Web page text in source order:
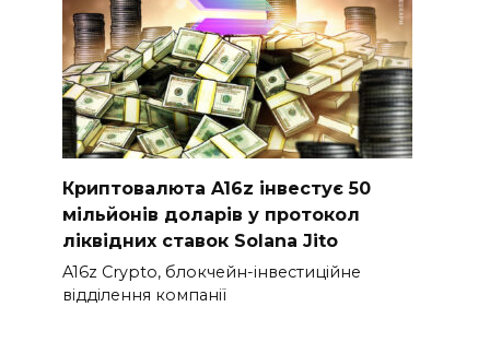
Криптовалюта A16z інвестує 50
мільйонів доларів у протокол
ліквідних ставок Solana Jito
A16z Crypto, блокчейн-інвестиційне
відділення компанії